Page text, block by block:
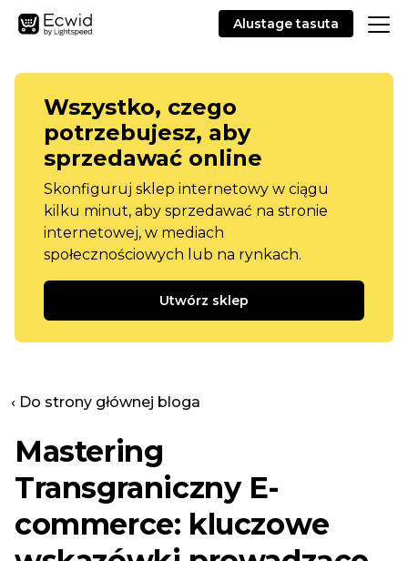
Alustage tasuta
Wszystko, czego
potrzebujesz, aby
sprzedawać online
Skonfiguruj sklep internetowy w ciągu
kilku minut, aby sprzedawać na stronie
internetowej, w mediach
społecznościowych lub na rynkach.
Utwórz sklep
‹ Do strony głównej bloga
Mastering
TransgranicznyE-
commerce: kluczowe